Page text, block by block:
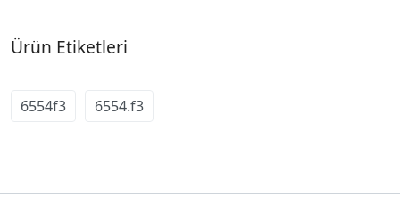
Ürün Etiketleri
6554f3 6554.f3